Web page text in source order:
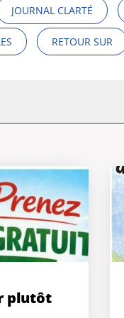
JOURNAL CLARTÉ
RETOUR SUR
plutôt